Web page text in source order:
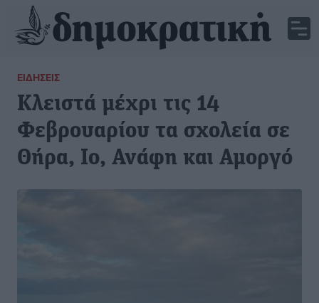
ΕΙΔΉΣΕΙΣ
Κλειστά μέχρι τις 14
Φεβρουαρίου τα σχολεία σε
Θήρα, Ιο, Ανάφη και Αμοργό